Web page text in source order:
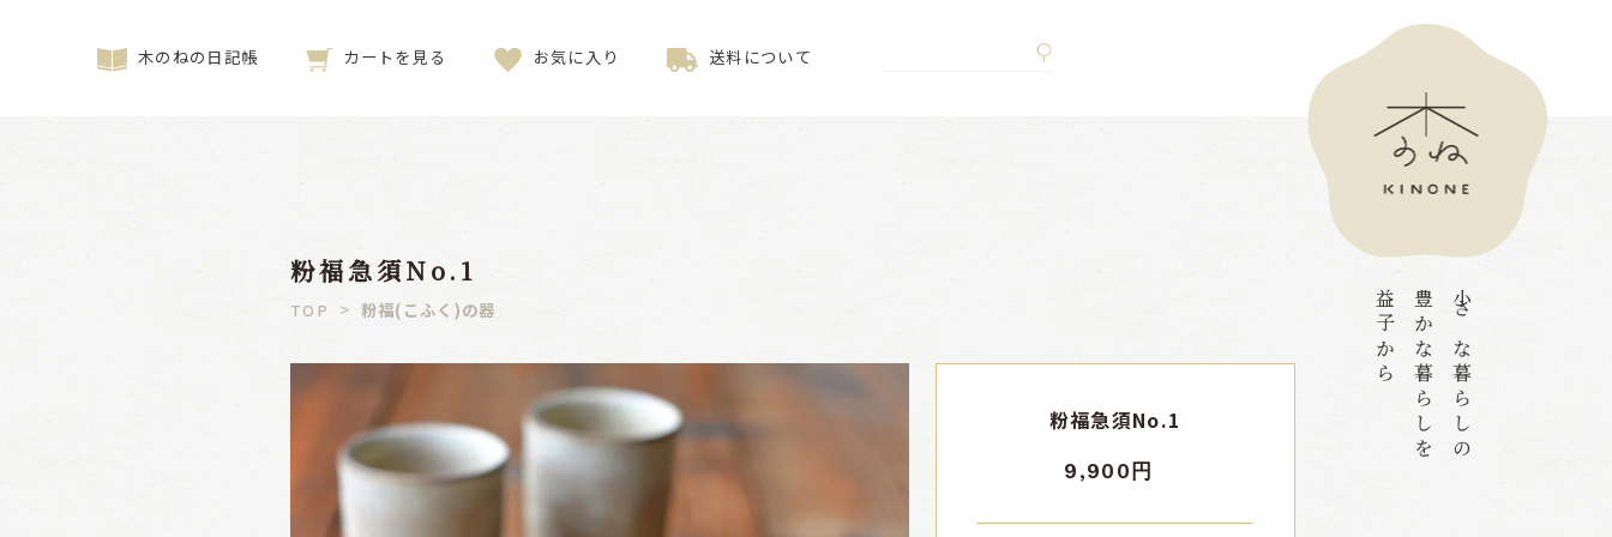
木のねの日記帳 カートを見る お気に入り 送料について
小さな暮らしの
豊かな暮らしを
益子から
粉福急須No.1
TOP > 粉福(こふく)の器
粉福急須No.1
9,900円